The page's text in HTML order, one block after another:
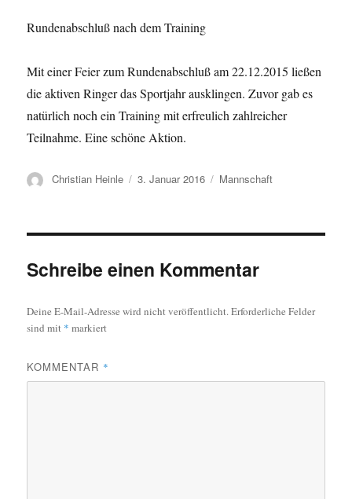
Rundenabschluß nach dem Training
Mit einer Feier zum Rundenabschluß am 22.12.2015 ließen
die aktiven Ringer das Sportjahr ausklingen. Zuvor gab es
natürlich noch ein Training mit erfreulich zahlreicher
Teilnahme. Eine schöne Aktion.
Autor
Christian Heinle
Veröffentlicht
3. Januar 2016 Kategorien
Mannschaft
Schreibe einen Kommentar
Deine E-Mail-Adresse wird nicht veröffentlicht. Erforderliche Felder
sind mit * markiert
KOMMENTAR *